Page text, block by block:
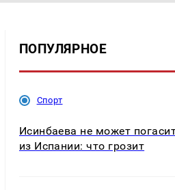
ПОПУЛЯРНОЕ
Спорт
Исинбаева не может
из Испании: что грозит